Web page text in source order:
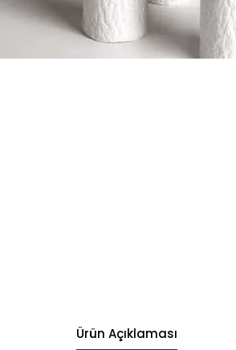
Ürün Açıklaması